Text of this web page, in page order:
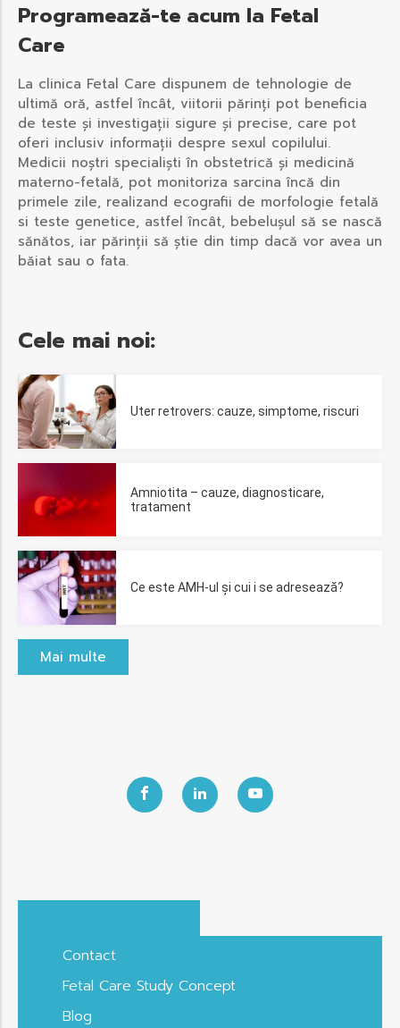
Programează-te acum la Fetal
Care
La clinica Fetal Care dispunem de tehnologie de
ultimă oră, astfel încât, viitorii părinți pot beneficia
de teste și investigații sigure și precise, care pot
oferi inclusiv informații despre sexul copilului.
Medicii noștri specialiști în obstetrică și medicină
materno-fetală, pot monitoriza sarcina încă din
primele zile, realizand ecografii de morfologie fetală
si teste genetice, astfel încât, bebelușul să se nască
sănătos, iar părinții să știe din timp dacă vor avea un
băiat sau o fata.
Cele mai noi:
Uter retrovers: cauze, simptome, riscuri
Amniotita – cauze, diagnosticare,
tratament
Ce este AMH-ul și cui i se adresează?
Mai multe
Contact
Fetal Care Study Concept
Blog